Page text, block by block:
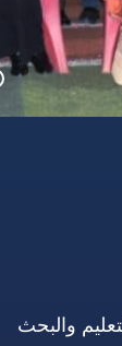
والبحث